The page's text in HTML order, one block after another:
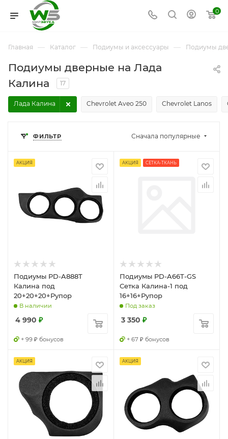
0
Главная — Каталог — Подиумы и аксессуары — Подиумы
Подиумы дверные на Лада
Калина
17
Chevrolet Aveo 250 Chevrolet Lanos
Лада Калина
ФИЛЬТР Сначала популярные
АКЦИЯ
Подиумы PD-A888T
Калина под
20+20+20+Рупор
В наличии
4 990 ₽
+ 99 ₽ бонусов
АКЦИЯ СЕТКА-ТКАНЬ
Подиумы PD-A66T-GS
Сетка Калина-1 под
16+16+Рупор
Под заказ
3 350 ₽
+ 67 ₽ бонусов
АКЦИЯ АКЦИЯ